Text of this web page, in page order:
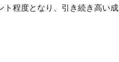
程度となり、引き続き高い成